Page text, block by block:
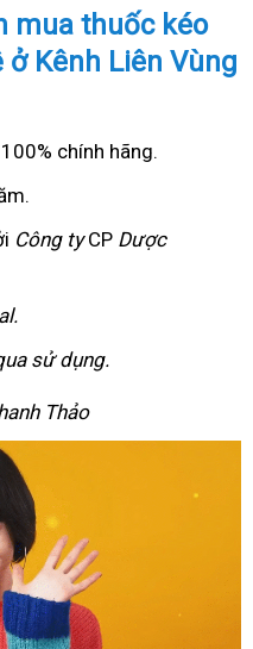
mua thuốc kéo
Kênh Liên Vùng
chính hãng.
Công tyCP Dược
sử dụng.
Thảo